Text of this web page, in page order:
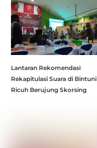
Lantaran Rekomendasi
Rekapitulasi Suara di Bintuni
Ricuh Berujung Skorsing